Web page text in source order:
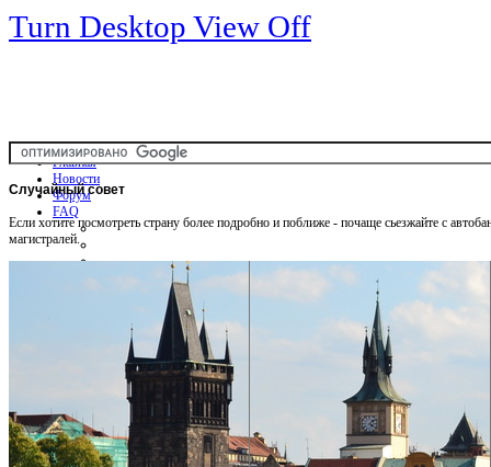
Turn Desktop View Off
Главная
Новости
Форум
FAQ
Общая информация
Советы Автотуристу
Правила дор.движения
Карты и путеводители
Интерактивная карта
Карты платных дорог
Случайныйсовет
Если хотите посмотреть страну более подробно и поближе - почаще сьезжайте с
магистралей.